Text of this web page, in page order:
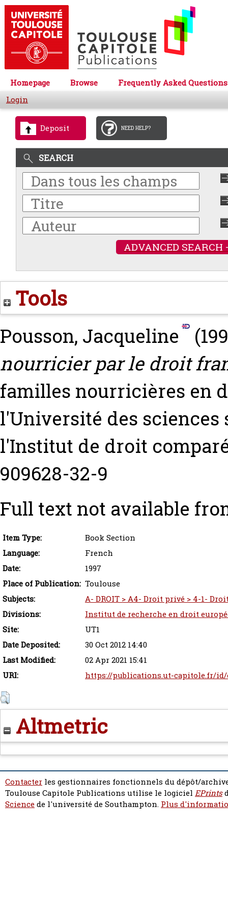
Homepage Browse
Frequently Asked Questions
Login
Deposit NEED HELP?
SEARCH
ADVANCED SEARCH
Tools
Pousson, Jacqueline
nourricier par le droit
familles nourricières en
l'Université des sciences
l'Institut de droit
909628-32-9
Full text not available
Item Type:
Book Section
Language:
French
Date:
1997
Place of Publication: Toulouse
Subjects:
A- DROIT > A4- Droit privé > 4-1-
Divisions:
Institut de recherche en droit
Site:
UT1
Date Deposited:
30 Oct 2012 14:40
Last Modified:
02 Apr 2021 15:41
URI:
https://publications.ut-capitole.fr/
Altmetric
Contacter les gestionnaires fonctionnels du dépôt/
Toulouse Capitole Publications utilise le logiciel EPrints
Sciencede l'université de Southampton. Plus